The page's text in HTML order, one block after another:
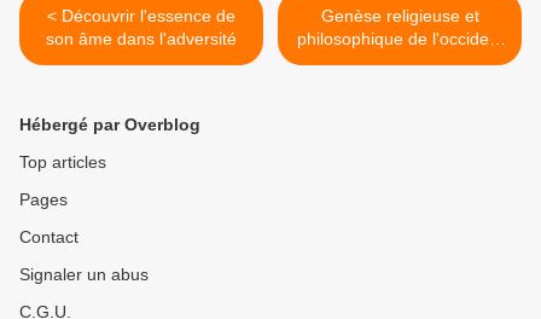
< Découvrir l'essence de
son âme dans l'adversité
Genèse religieuse et
philosophique de l'occident
>
Hébergé par Overblog
Top articles
Pages
Contact
Signaler un abus
C.G.U.